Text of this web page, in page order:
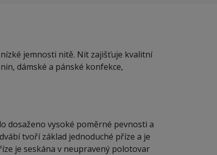
jemnosti nitě. Nit zajišťuje kvalitní
dámské a pánské konfekce,
dosaženo vysoké poměrné pevnosti a
tvoří základ jednoduché příze a je
je seskána v neupravený polotovar